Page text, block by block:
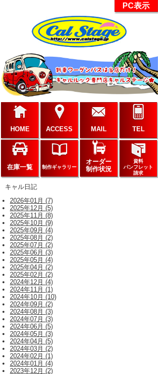
PC表示
HOME ACCESS MAIL TEL
在庫一覧 制作ギャラリー
オーダー
制作状況
資料
パンフレット
請求
キャル日記
2026年01月 (7)
2025年12月 (5)
2025年11月 (8)
2025年10月 (9)
2025年09月 (4)
2025年08月 (2)
2025年07月 (2)
2025年06月 (3)
2025年05月 (4)
2025年04月 (2)
2025年02月 (2)
2024年12月 (4)
2024年11月 (1)
2024年10月 (10)
2024年09月 (2)
2024年08月 (3)
2024年07月 (3)
2024年06月 (5)
2024年05月 (3)
2024年04月 (5)
2024年03月 (2)
2024年02月 (1)
2024年01月 (4)
2023年12月 (2)